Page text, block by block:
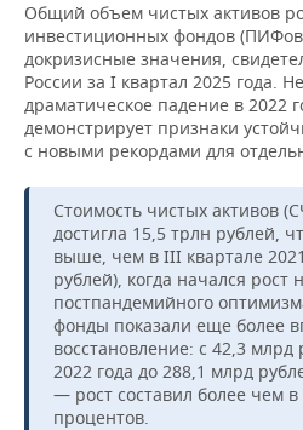
ТЕЛЕКОММУНИКАЦИИ
БИЗНЕС-БРАНЧИ
ONLINE-КОНФЕРЕНЦИИ
ОТКРЫТАЯ ЛЕКЦИЯ
ФУТБОЛ
ХОККЕЙ
БАСКЕТБОЛ
ВОЛЕЙБОЛ
КИБЕРСПОРТ
ФИГУРНОЕ КАТАНИЕ
ВОДНЫЕ ВИДЫ СПОРТА
ХОККЕЙ С МЯЧОМ
НОВОСТИ ОБЩЕСТВА
ВЛАСТЬ
ИНФРАСТРУКТУРА
ИСТОРИЯ
КУЛЬТУРА
МЕДИЦИНА
ОБРАЗОВАНИЕ
ПРОИСШЕСТВИЯ
ФОТОГАЛЕРЕЯ
СЮЖЕТЫ
СПРАВОЧНИК
СПИСОК ПЕРСОН
СПИСОК КОМПАНИЙ
ПОЛНАЯ ВЕРСИЯ
Общий объем чистых активов
инвестиционных фондов
докризисные значения,
России за I квартал 2025 года.
драматическое падение в 2022
демонстрирует признаки
с новыми рекордами для
Стоимость чистых активов
достигла 15,5 трлн рублей,
выше, чем в III квартале
рублей), когда начался рост
постпандемийного
фонды показали еще более
восстановление: с 42,3 млрд
2022 года до 288,1 млрд
— рост составил более чем
процентов.